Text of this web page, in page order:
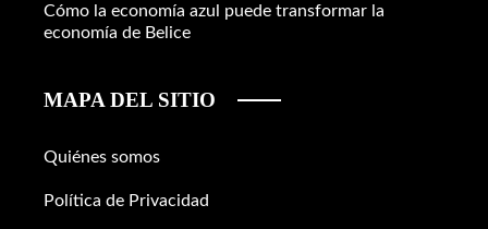
Cómo la economía azul puede transformar la
economía de Belice
MAPA DEL SITIO
Quiénes somos
Política de Privacidad